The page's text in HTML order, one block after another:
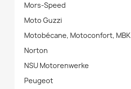
Mors-Speed
Moto Guzzi
Motobécane, Motoconfort, MBK
Norton
NSU Motorenwerke
Peugeot